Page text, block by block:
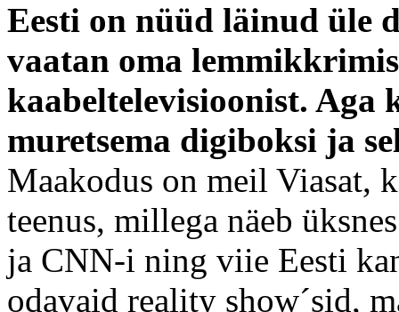
Eesti on nüüd läinud üle
vaatan oma
kaabeltelevisioonist. Aga
muretsema digiboksi ja
Maakodus on meil Viasat,
teenus, millega näeb
ja CNN-i ning viie Eesti
odavaid reality show´sid,